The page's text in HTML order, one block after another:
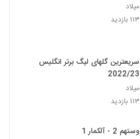
میلاد
۱۱۳ بازدید
سریعترین گلهای لیگ برتر انگلیس
2022/23
میلاد
۱۱۳ بازدید
وستهم 2 - آلکمار 1